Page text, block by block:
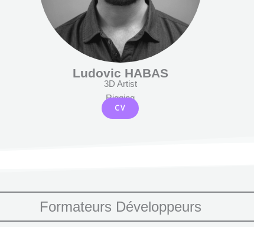
Ludovic HABAS
3D Artist
Rigging
CV
Formateurs Développeurs